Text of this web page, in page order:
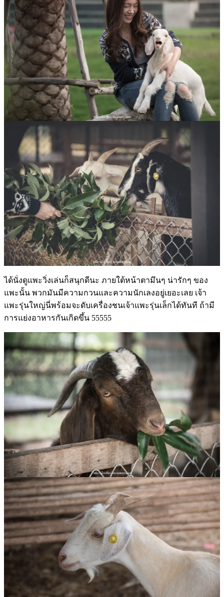
ได้นั่งดูแพะวิ่งเล่นก็สนุกดีนะ ภายใต้หน้าตามึนๆ น่ารักๆ ของ
แพะนั้น พวกมันมีความกวนและความนักเลงอยู่เยอะเลย เจ้า
แพะรุ่นใหญ่นี่พร้อมจะดับเครื่องชนเจ้าแพะรุ่นเล็กได้ทันที ถ้ามี
การแย่งอาหารกันเกิดขึ้น 55555